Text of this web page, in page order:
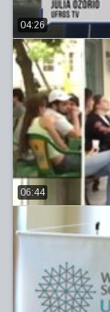
04:26
06:44